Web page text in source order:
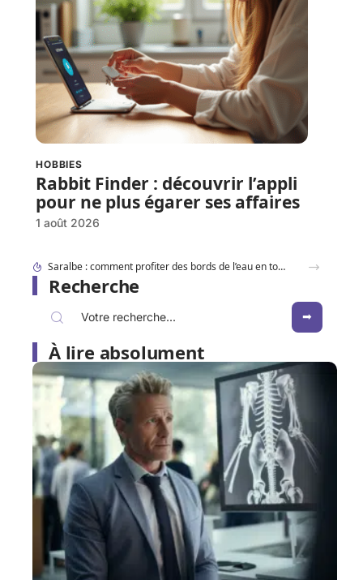
HOBBIES
Rabbit Finder : découvrir l’appli
pour ne plus égarer ses affaires
1 août 2026
Dracaufeu carte Rare ou ultra rare : quelles différences pour les collectionneurs ?
Recherche
À lire absolument